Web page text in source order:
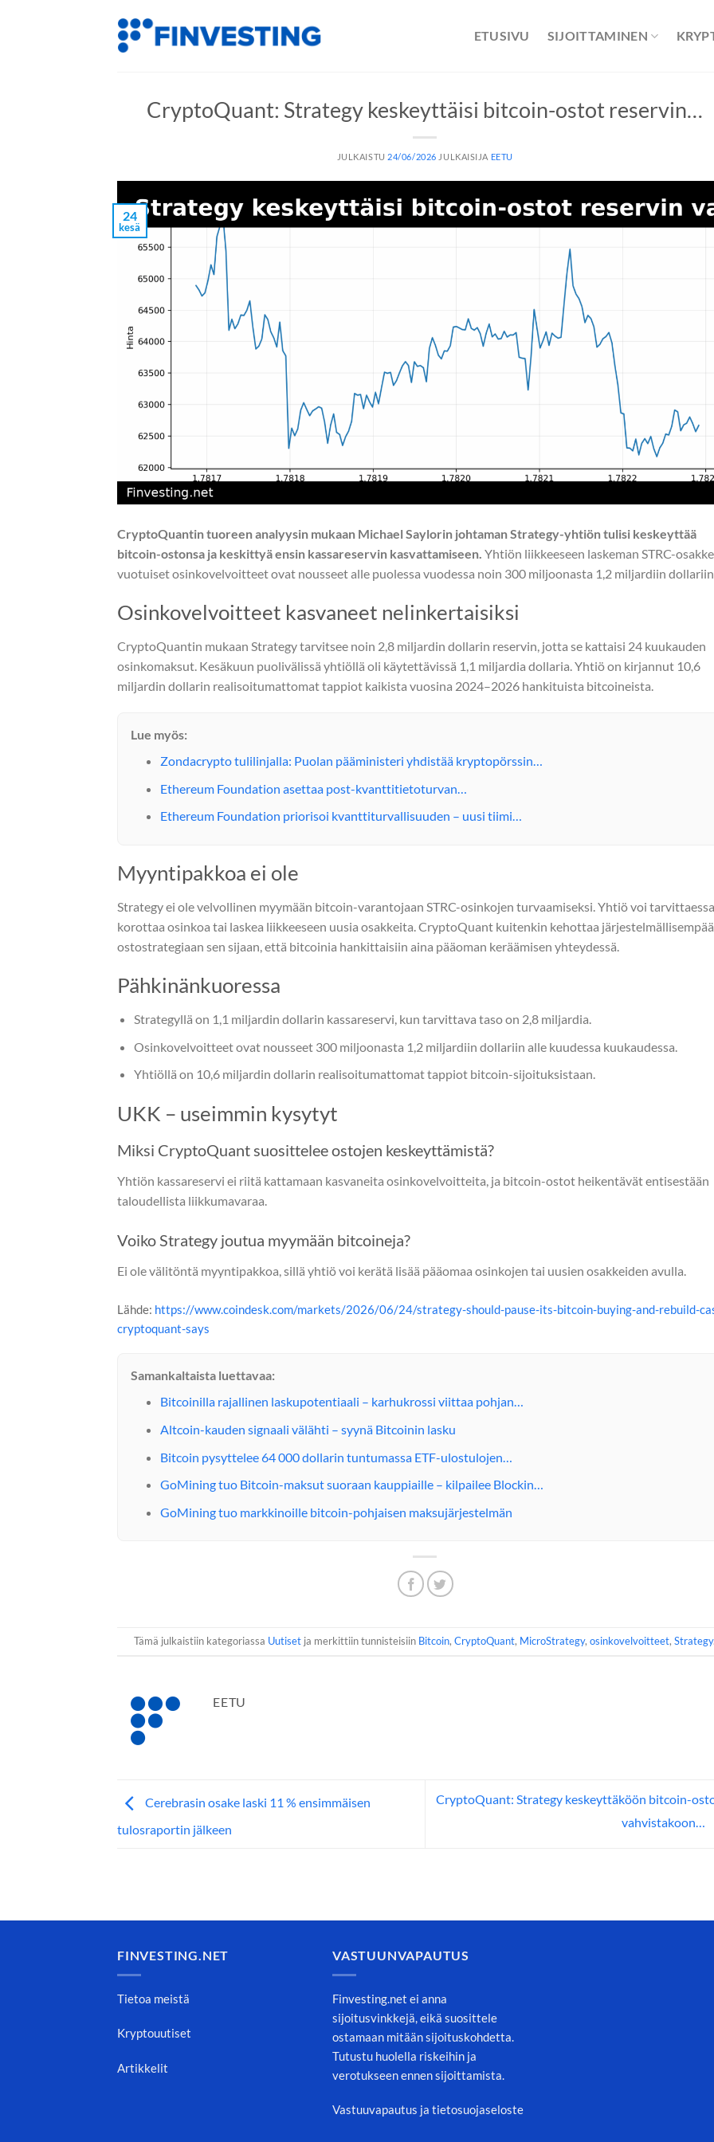
ETUSIVU SIJOITTAMINEN
CryptoQuant: Strategy keskeyttäisi bitcoin-ostot reservin…
JULKAISTU 24/06/2026 JULKAISIJA EETU
24
kesä
CryptoQuantin tuoreen analyysin mukaan Michael Saylorin johtaman Strategy-yhtiön tulisi keskeyttää
bitcoin-ostonsa ja keskittyä ensin kassareservin kasvattamiseen. Yhtiön liikkeeseen laskeman STRC-
vuotuiset osinkovelvoitteet ovat nousseet alle puolessa vuodessa noin 300 miljoonasta 1,2 miljardiin
Osinkovelvoitteet kasvaneet nelinkertaisiksi
CryptoQuantin mukaan Strategy tarvitsee noin 2,8 miljardin dollarin reservin, jotta se kattaisi 24 kuukauden
osinkomaksut. Kesäkuun puolivälissä yhtiöllä oli käytettävissä 1,1 miljardia dollaria. Yhtiö on kirjannut 10,6
miljardin dollarin realisoitumattomat tappiot kaikista vuosina 2024–2026 hankituista bitcoineista.
Lue myös:
Zondacrypto tulilinjalla: Puolan pääministeri yhdistää kryptopörssin…
Ethereum Foundation asettaa post-kvanttitietoturvan…
Ethereum Foundation priorisoi kvanttiturvallisuuden – uusi tiimi…
Myyntipakkoa ei ole
Strategy ei ole velvollinen myymään bitcoin-varantojaan STRC-osinkojen turvaamiseksi. Yhtiö voi tarvittaessa
korottaa osinkoa tai laskea liikkeeseen uusia osakkeita. CryptoQuant kuitenkin kehottaa
ostostrategiaan sen sijaan, että bitcoinia hankittaisiin aina pääoman keräämisen yhteydessä.
Pähkinänkuoressa
Strategyllä on 1,1 miljardin dollarin kassareservi, kun tarvittava taso on 2,8 miljardia.
Osinkovelvoitteet ovat nousseet 300 miljoonasta 1,2 miljardiin dollariin alle kuudessa kuukaudessa.
Yhtiöllä on 10,6 miljardin dollarin realisoitumattomat tappiot bitcoin-sijoituksistaan.
UKK – useimmin kysytyt
Miksi CryptoQuant suosittelee ostojen keskeyttämistä?
Yhtiön kassareservi ei riitä kattamaan kasvaneita osinkovelvoitteita, ja bitcoin-ostot heikentävät entisestään
taloudellista liikkumavaraa.
Voiko Strategy joutua myymään bitcoineja?
Ei ole välitöntä myyntipakkoa, sillä yhtiö voi kerätä lisää pääomaa osinkojen tai uusien osakkeiden avulla.
Lähde: https://www.coindesk.com/markets/2026/06/24/strategy-should-pause-its-bitcoin-buying-and-rebuild-
cryptoquant-says
Samankaltaista luettavaa:
Bitcoinilla rajallinen laskupotentiaali – karhukrossi viittaa pohjan…
Altcoin-kauden signaali välähti – syynä Bitcoinin lasku
Bitcoin pysyttelee 64 000 dollarin tuntumassa ETF-ulostulojen…
GoMining tuo Bitcoin-maksut suoraan kauppiaille – kilpailee Blockin…
GoMining tuo markkinoille bitcoin-pohjaisen maksujärjestelmän
Tämä julkaistiin kategoriassa Uutiset ja merkittiin tunnisteisiin Bitcoin,CryptoQuant, MicroStrategy,osinkovelvoitteet,Strategy
EETU
Cerebrasin osake laski 11 % ensimmäisen
tulosraportin jälkeen
CryptoQuant: Strategy keskeyttäköön bitcoin-
vahvistakoon…
FINVESTING.NET
Tietoa meistä
Kryptouutiset
Artikkelit
VASTUUNVAPAUTUS
Finvesting.net ei anna
sijoitusvinkkejä, eikä suosittele
ostamaan mitään sijoituskohdetta.
Tutustu huolella riskeihin ja
verotukseen ennen sijoittamista.
Vastuuvapautus ja tietosuojaseloste